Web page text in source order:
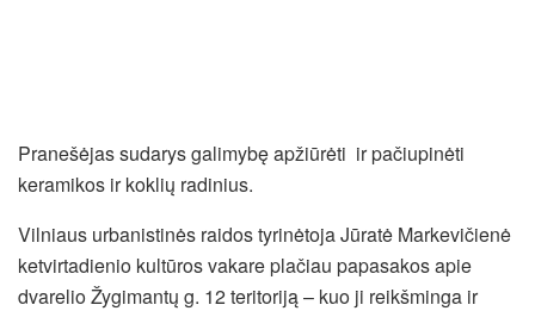
Pranešėjas sudarys galimybę apžiūrėti ir pačiupinėti
keramikos ir koklių radinius.
Vilniaus urbanistinės raidos tyrinėtoja Jūratė Markevičienė
ketvirtadienio kultūros vakare plačiau papasakos apie
dvarelio Žygimantų g. 12 teritoriją – kuo ji reikšminga ir